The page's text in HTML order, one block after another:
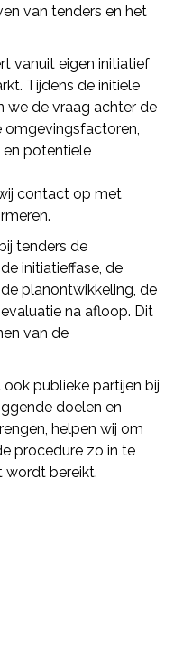
van tenders en het
vanuit eigen initiatief
Tijdens de initiële
we de vraag achter de
omgevingsfactoren,
en potentiële
contact op met
tenders de
initiatieffase, de
planontwikkeling, de
na afloop. Dit
van de
publieke partijen bij
doelen en
helpen wij om
procedure zo in te
wordt bereikt.